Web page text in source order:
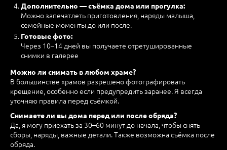
Дополнительно — съёмка дома или прогулка:
Можно запечатлеть приготовления, наряды малыша,
семейные моменты до или после.
Готовые фото:
Через 10–14 дней вы получаете отретушированные
снимки в галерее
Можно ли снимать в любом храме?
В большинстве храмов разрешено фотографировать
крещение, особенно если предупредить заранее. Я всегда
уточняю правила перед съёмкой.
Снимаете ли вы дома перед или после обряда?
Да, я могу приехать за 30–60 минут до начала, чтобы снять
сборы, наряды, важные детали. Также возможна съёмка после
обряда.